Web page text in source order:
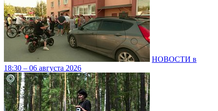
НОВОСТИ в
18:30 – 06 августа 2026